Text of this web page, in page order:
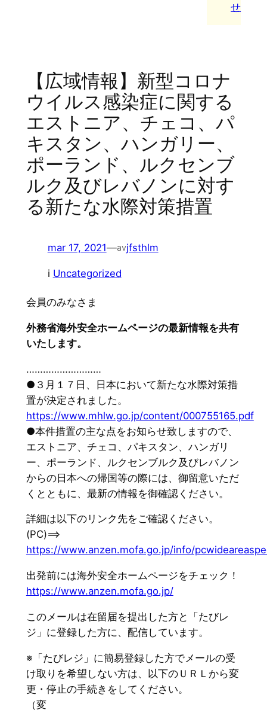
せ
【広域情報】新型コロナ
ウイルス感染症に関する
エストニア、チェコ、パ
キスタン、ハンガリー、
ポーランド、ルクセンブ
ルク及びレバノンに対す
る新たな水際対策措置
mar 17, 2021—avjfsthlm
i Uncategorized
会員のみなさま
外務省海外安全ホームページの最新情報を共有
いたします。
………………………
●３月１７日、日本において新たな水際対策措
置が決定されました。
https://www.mhlw.go.jp/content/000755165.pdf
●本件措置の主な点をお知らせ致しますので、
エストニア、チェコ、パキスタン、ハンガリ
ー、ポーランド、ルクセンブルク及びレバノン
からの日本への帰国等の際には、御留意いただ
くとともに、最新の情報を御確認ください。
詳細は以下のリンク先をご確認ください。
(PC)==>
https://www.anzen.mofa.go.jp/info/
出発前には海外安全ホームページをチェック！
https://www.anzen.mofa.go.jp/
このメールは在留届を提出した方と「たびレ
ジ」に登録した方に、配信しています。
※「たびレジ」に簡易登録した方でメールの受
け取りを希望しない方は、以下のＵＲＬから変
更・停止の手続きをしてください。
（変